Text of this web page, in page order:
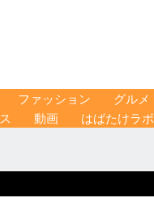
ファッション グルメ
動画 はばたけラボ